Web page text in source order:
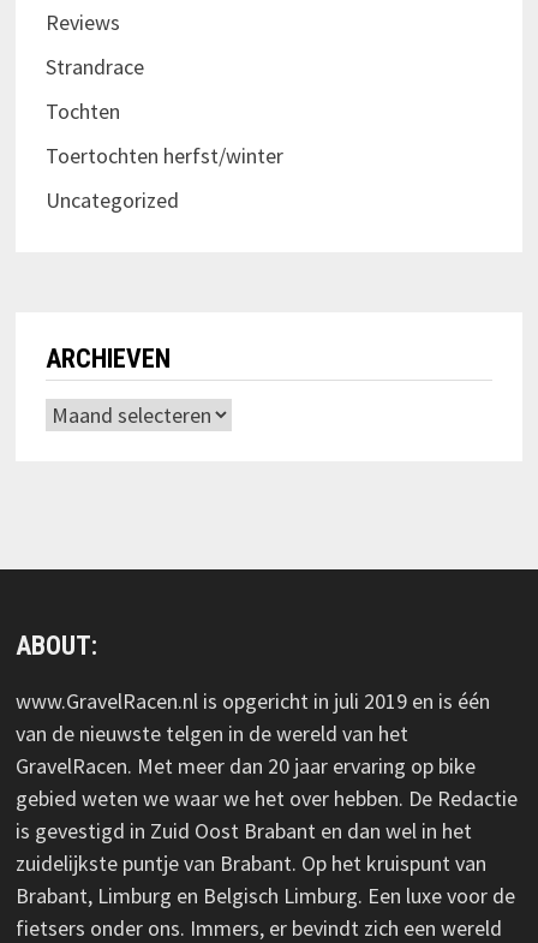
Reviews
Strandrace
Tochten
Toertochten herfst/winter
Uncategorized
ARCHIEVEN
Archieven
ABOUT:
www.GravelRacen.nl is opgericht in juli 2019 en is één
van de nieuwste telgen in de wereld van het
GravelRacen. Met meer dan 20 jaar ervaring op bike
gebied weten we waar we het over hebben. De Redactie
is gevestigd in Zuid Oost Brabant en dan wel in het
zuidelijkste puntje van Brabant. Op het kruispunt van
Brabant, Limburg en Belgisch Limburg. Een luxe voor de
fietsers onder ons. Immers, er bevindt zich een wereld